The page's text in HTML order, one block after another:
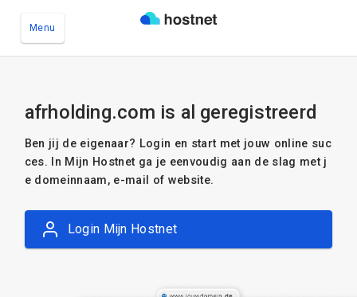
Menu
afrholding.com is al geregistreerd
Ben jij de eigenaar? Login en start met jouw online suc
ces. In Mijn Hostnet ga je eenvoudig aan de slag met j
e domeinnaam, e-mail of website.
Login Mijn Hostnet